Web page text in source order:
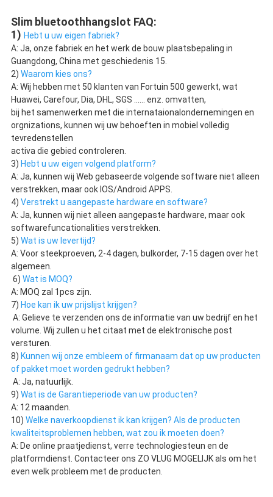
Slim bluetoothhangslot FAQ:
1) Hebt u uw eigen fabriek?
A: Ja, onze fabriek en het werk de bouw plaatsbepaling in
Guangdong, China met geschiedenis 15.
2) Waarom kies ons?
A: Wij hebben met 50 klanten van Fortuin 500 gewerkt, wat
Huawei, Carefour, Dia, DHL, SGS ...... enz. omvatten,
bij het samenwerken met die internataionalondernemingen en
orgnizations, kunnen wij uw behoeften in mobiel volledig
tevredenstellen
activa die gebied controleren.
3) Hebt u uw eigen volgend platform?
A: Ja, kunnen wij Web gebaseerde volgende software niet alleen
verstrekken, maar ook IOS/Android APPS.
4) Verstrekt u aangepaste hardware en software?
A: Ja, kunnen wij niet alleen aangepaste hardware, maar ook
softwarefuncationalities verstrekken.
5) Wat is uw levertijd?
A: Voor steekproeven, 2-4 dagen, bulkorder, 7-15 dagen over het
algemeen.
6) Wat is MOQ?
A: MOQ zal 1pcs zijn.
7) Hoe kan ik uw prijslijst krijgen?
A: Gelieve te verzenden ons de informatie van uw bedrijf en het
volume. Wij zullen u het citaat met de elektronische post
versturen.
8) Kunnen wij onze embleem of firmanaam dat op uw producten
of pakket moet worden gedrukt hebben?
A: Ja, natuurlijk.
9) Wat is de Garantieperiode van uw producten?
A: 12 maanden.
10) Welke naverkoopdienst ik kan krijgen? Als de producten
kwaliteitsproblemen hebben, wat zou ik moeten doen?
A: De online praatjedienst, verre technologiesteun en de
platformdienst. Contacteer ons ZO VLUG MOGELIJK als om het
even welk probleem met de producten.